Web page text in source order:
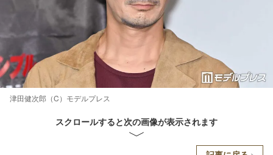
津田健次郎（C）モデルプレス
スクロールすると次の画像が表示されます